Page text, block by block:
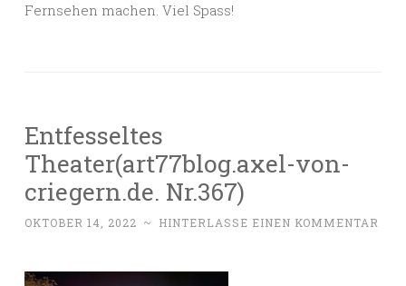
Fernsehen machen. Viel Spass!
Entfesseltes
Theater(art77blog.axel-von-
criegern.de. Nr.367)
OKTOBER 14, 2022 ~ HINTERLASSE EINEN KOMMENTAR